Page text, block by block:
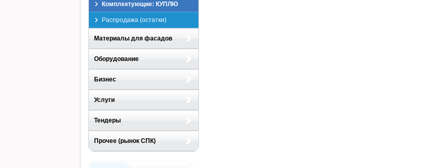
Комплектующие: КУПЛЮ
Распродажа (остатки)
Материалы для фасадов
Оборудование
Бизнес
Услуги
Тендеры
Прочее (рынок СПК)